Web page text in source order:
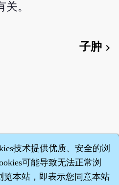
。
子肿chevron_right
技术提供优质、安全的浏
可能导致无法正常浏
览本站，即表示您同意本站